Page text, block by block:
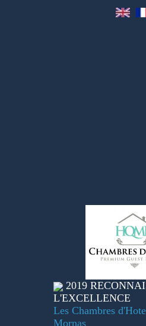
2019
L'EXCELLENCE
Les Chambres
Mornas